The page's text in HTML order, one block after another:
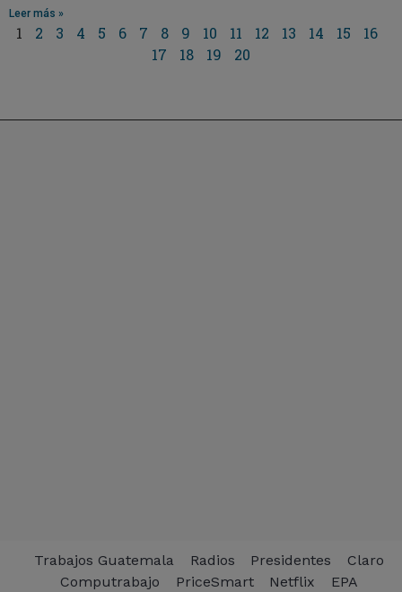
Leer más »
1 2 3 4 5 6 7 8 9 10 11 12 13 14 15
16
17
18 19 20
Trabajos Guatemala Radios Presidentes
Claro
Computrabajo
PriceSmart Netflix
EPA